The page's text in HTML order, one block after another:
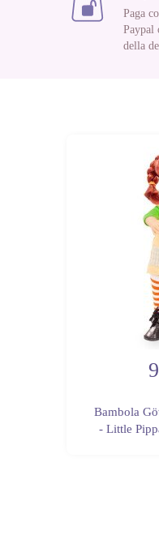
Paga
Paypal
della
Bambola
- Little